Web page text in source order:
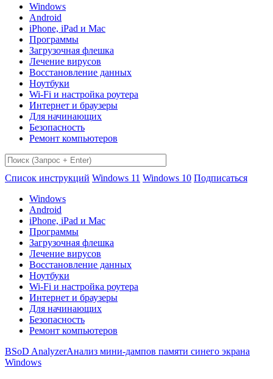
Windows
Android
iPhone, iPad и Mac
Программы
Загрузочная флешка
Лечение вирусов
Восстановление данных
Ноутбуки
Wi-Fi и настройка роутера
Интернет и браузеры
Для начинающих
Безопасность
Ремонт компьютеров
Список инструкций Windows 11 Windows 10 Подписаться
Windows
Android
iPhone, iPad и Mac
Программы
Загрузочная флешка
Лечение вирусов
Восстановление данных
Ноутбуки
Wi-Fi и настройка роутера
Интернет и браузеры
Для начинающих
Безопасность
Ремонт компьютеров
BSoD AnalyzerАнализ мини-дампов памяти синего экрана
Windows